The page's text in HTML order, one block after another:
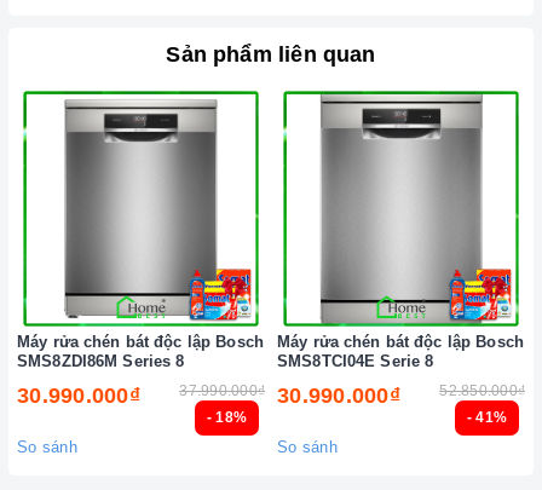
Sản phẩm liên quan
- 18%
Máy rửa chén bát độc lập Bosch
SMS8ZDI86M Series 8
30.990.000₫ 37.990.000₫
So sánh
- 41%
Máy rửa chén bát độc lập Bosch
SMS8TCI04E Serie 8
30.990.000₫ 52.850.000₫
So sánh